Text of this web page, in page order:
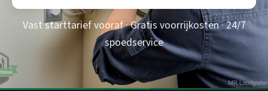
Vast starttarief vooraf · Gratis voorrijkosten · 24/7
spoedservice